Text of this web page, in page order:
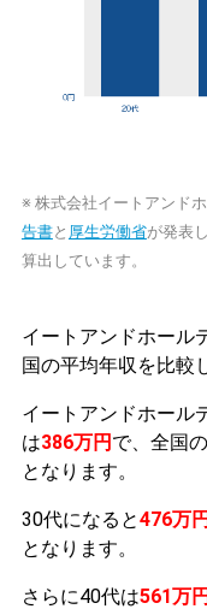
※ 株式会社イートアンド
告書と 厚生労働省が発表
算出しています。
イートアンドホール
国の平均年収を比較
イートアンドホール
は386万円 で、全国
となります。
30代になると476万円
となります。
さらに40代は561万円